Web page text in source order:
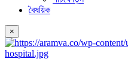
বৈষয়িক
×